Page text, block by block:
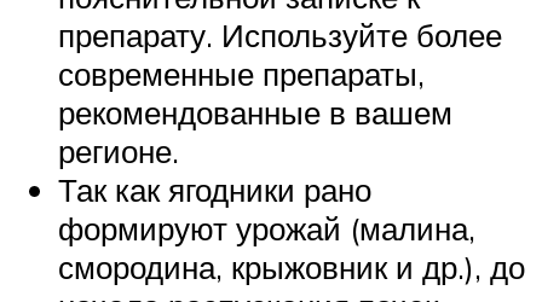
препарату. Используйте более
современные препараты,
рекомендованные в вашем
регионе.
Так как ягодники рано
формируют урожай (малина,
смородина, крыжовник и др.), до